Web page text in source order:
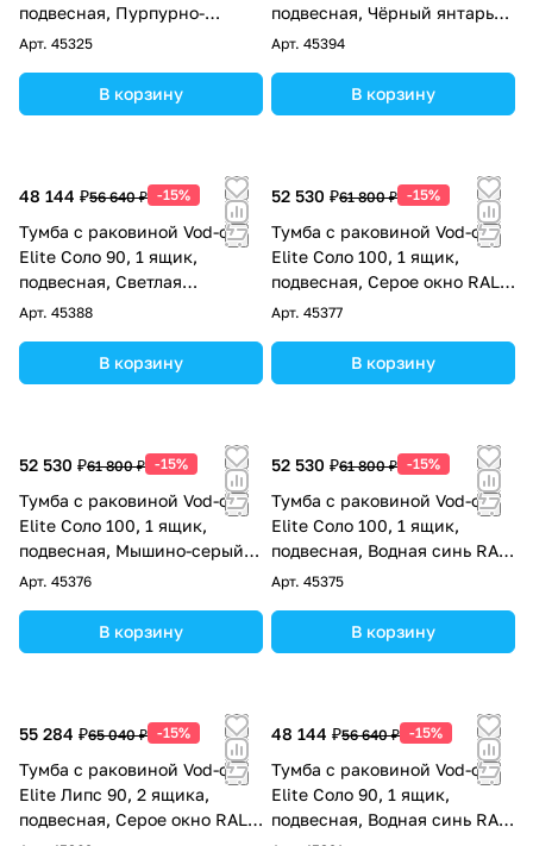
подвесная, Пурпурно-
красный RAL 3004
Арт. 45325
В корзину
подвесная, Чёрный янтарь
RAL 9005
Арт. 45394
В корзину
48 144 ₽56 640 ₽ -15%
Тумба с раковиной Vod-ok
Elite Соло 90, 1 ящик,
подвесная, Светлая
слоновая кость RAL 1015
Арт. 45388
В корзину
52 530 ₽61 800 ₽ -15%
Тумба с раковиной Vod-ok
Elite Соло 100, 1 ящик,
подвесная, Серое окно RAL
7040
Арт. 45377
В корзину
52 530 ₽61 800 ₽ -15%
Тумба с раковиной Vod-ok
Elite Соло 100, 1 ящик,
подвесная, Мышино-серый
RAL 7005
Арт. 45376
В корзину
52 530 ₽61 800 ₽ -15%
Тумба с раковиной Vod-ok
Elite Соло 100, 1 ящик,
подвесная, Водная синь RAL
5021
Арт. 45375
В корзину
55 284 ₽65 040 ₽ -15%
Тумба с раковиной Vod-ok
Elite Липс 90, 2 ящика,
подвесная, Серое окно RAL
48 144 ₽56 640 ₽ -15%
Тумба с раковиной Vod-ok
Elite Соло 90, 1 ящик,
подвесная, Водная синь RAL